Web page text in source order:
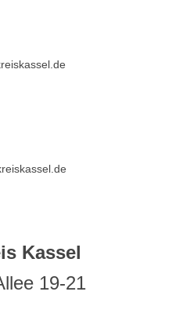
Kassel
19-21